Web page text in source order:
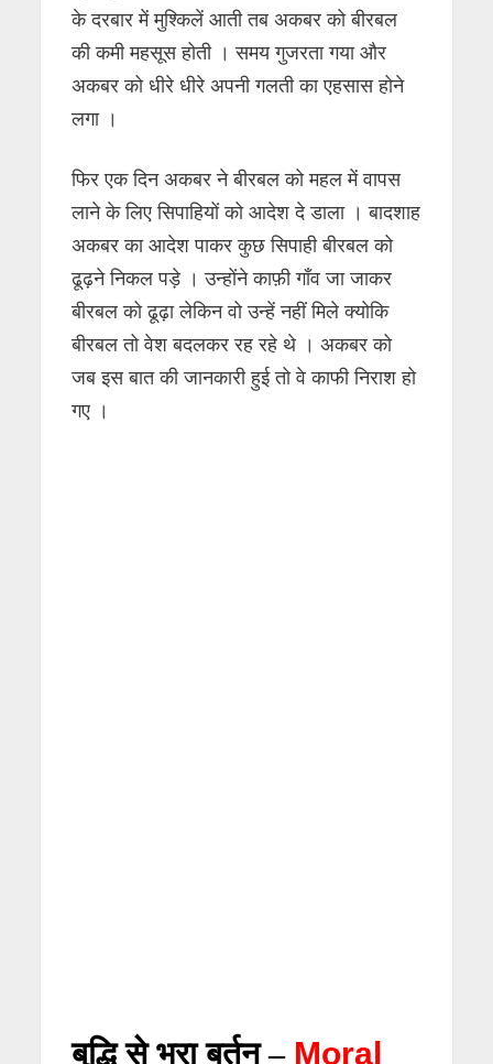
के दरबार में मुश्किलें आती तब अकबर को बीरबल
की कमी महसूस होती । समय गुजरता गया और
अकबर को धीरे धीरे अपनी गलती का एहसास होने
लगा ।
फिर एक दिन अकबर ने बीरबल को महल में वापस
लाने के लिए सिपाहियों को आदेश दे डाला । बादशाह
अकबर का आदेश पाकर कुछ सिपाही बीरबल को
ढूढ़ने निकल पड़े । उन्होंने काफ़ी गाँव जा जाकर
बीरबल को ढूढ़ा लेकिन वो उन्हें नहीं मिले क्योकि
बीरबल तो वेश बदलकर रह रहे थे । अकबर को
जब इस बात की जानकारी हुई तो वे काफी निराश हो
गए ।
बुद्धि से भरा बर्तन – Moral